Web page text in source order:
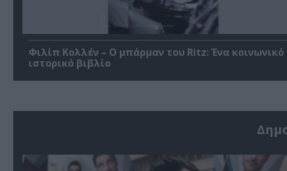
Φιλίπ Κολλέν – Ο μπάρμαν του Ritz: Ένα κοινωνικό
ιστορικό βιβλίο